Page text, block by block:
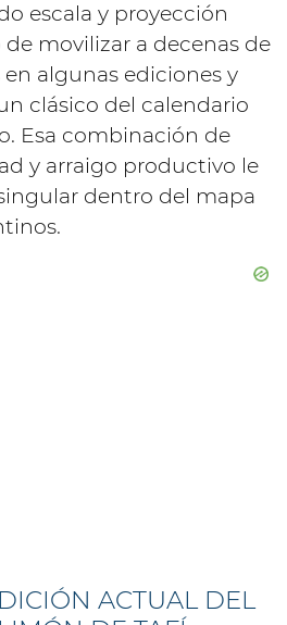
escala y proyección
movilizar a decenas de
algunas ediciones y
clásico del calendario
Esa combinación de
y arraigo productivo le
dentro del mapa
ACTUAL DEL